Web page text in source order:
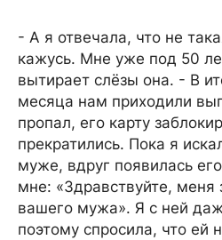
- А я отвечала, что не
кажусь. Мне уже под 50
вытирает слёзы она. - В
месяца нам приходили
пропал, его карту
прекратились. Пока я
муже, вдруг появилась
мне: «Здравствуйте, меня
вашего мужа». Я с ней
поэтому спросила, что ей